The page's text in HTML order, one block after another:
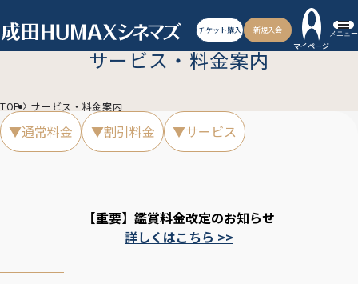
チケット購入
新規入会
マイページ
メニュー
サービス・料金案内
TOP サービス・料金案内
▼通常料金 ▼割引料金 ▼サービス
【重要】鑑賞料金改定のお知らせ
詳しくはこちら >>